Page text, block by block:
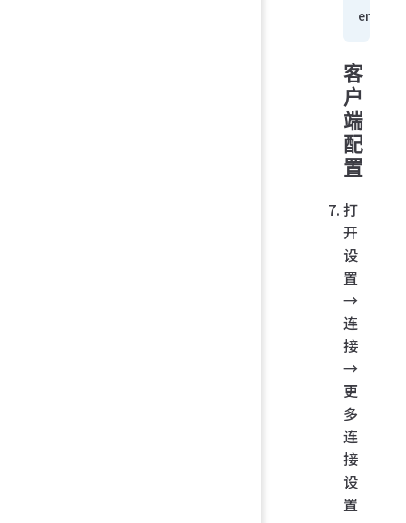
end
客
户
端
配
置
打
开
设
置
→
连
接
→
更
多
连
接
设
置